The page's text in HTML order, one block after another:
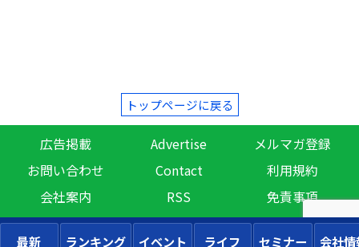
トップページに戻る
広告掲載 Advertise
メルマガ登録
お問い合わせ
Contact
利用規約
会社案内
RSS 免責事項
最新 ランキング イベント ライフ セミナー 会社